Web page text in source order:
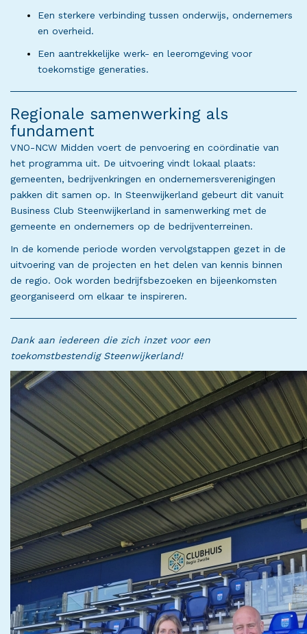
Een sterkere verbinding tussen onderwijs, ondernemers
en overheid.
Een aantrekkelijke werk- en leeromgeving voor
toekomstige generaties.
Regionale samenwerking als
fundament
VNO-NCW Midden voert de penvoering en coördinatie van
het programma uit. De uitvoering vindt lokaal plaats:
gemeenten, bedrijvenkringen en ondernemersverenigingen
pakken dit samen op. In Steenwijkerland gebeurt dit vanuit
Business Club Steenwijkerland in samenwerking met de
gemeente en ondernemers op de bedrijventerreinen.
In de komende periode worden vervolgstappen gezet in de
uitvoering van de projecten en het delen van kennis binnen
de regio. Ook worden bedrijfsbezoeken en bijeenkomsten
georganiseerd om elkaar te inspireren.
Dank aan iedereen die zich inzet voor een
toekomstbestendig Steenwijkerland!